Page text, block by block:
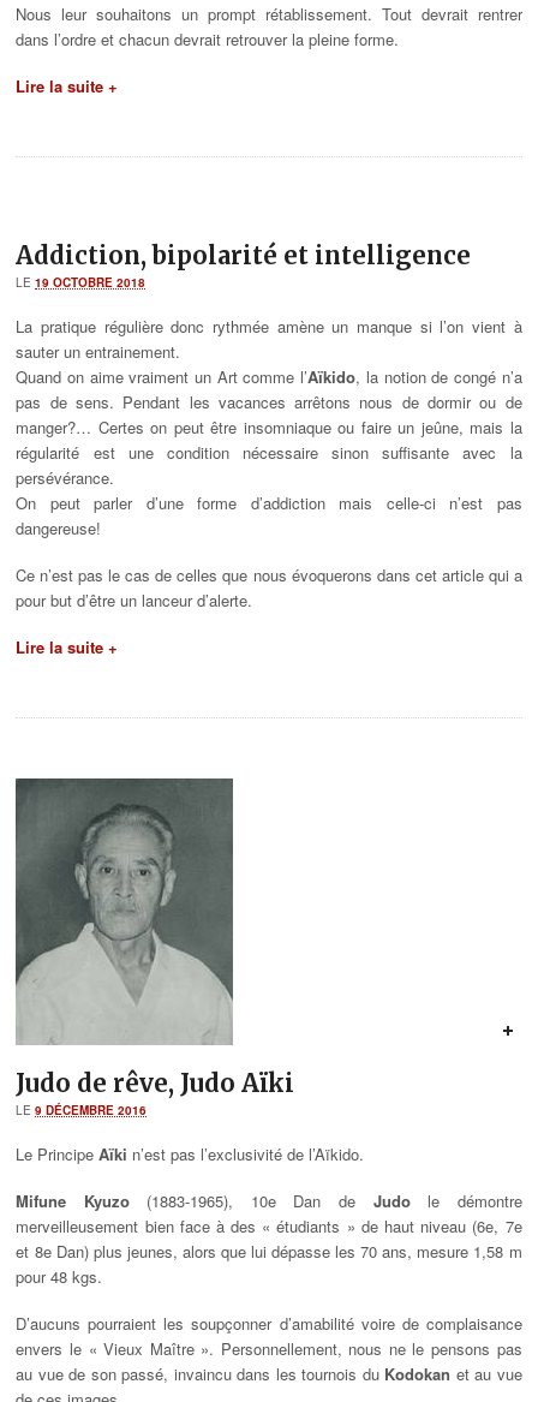
Nous leur souhaitons un prompt rétablissement. Tout devrait rentrer
dans l’ordre et chacun devrait retrouver la pleine forme.
Lire la suite +
Addiction, bipolarité et intelligence
LE19 OCTOBRE 2018
La pratique régulière donc rythmée amène un manque si l’on vient à
sauter un entrainement.
Quand on aime vraiment un Art comme l’Aïkido, la notion de congé n’a
pas de sens. Pendant les vacances arrêtons nous de dormir ou de
manger?… Certes on peut être insomniaque ou faire un jeûne, mais la
régularité est une condition nécessaire sinon suffisante avec la
persévérance.
On peut parler d’une forme d’addiction mais celle-ci n’est pas
dangereuse!
Ce n’est pas le cas de celles que nous évoquerons dans cet article qui a
pour but d’être un lanceur d’alerte.
Lire la suite +
Judo de rêve, Judo Aïki
LE9 DÉCEMBRE 2016
Le PrincipeAïki n’est pas l’exclusivité de l’Aïkido.
Mifune Kyuzo(1883-1965), 10e Dan de Judole démontre
merveilleusement bien face à des « étudiants » de haut niveau (6e, 7e
et 8e Dan) plus jeunes, alors que lui dépasse les 70 ans, mesure 1,58 m
pour 48 kgs.
D’aucuns pourraient les soupçonner d’amabilité voire de complaisance
envers le « Vieux Maître ». Personnellement, nous ne le pensons pas
au vue de son passé, invaincu dans les tournois du Kodokan et au vue